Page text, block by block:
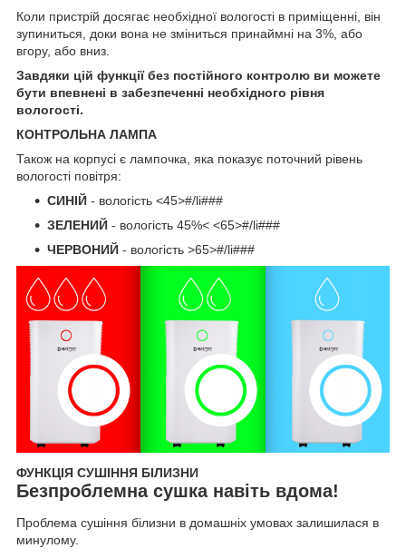
Коли пристрій досягає необхідної вологості в приміщенні, він
зупиниться, доки вона не зміниться принаймні на 3%, або
вгору, або вниз.
Завдяки цій функції без постійного контролю ви можете
бути впевнені в забезпеченні необхідного рівня
вологості.
КОНТРОЛЬНА ЛАМПА
Також на корпусі є лампочка, яка показує поточний рівень
вологості повітря:
СИНІЙ - вологість <45>#/li###
ЗЕЛЕНИЙ - вологість 45%< <65>#/li###
ЧЕРВОНИЙ - вологість >65>#/li###
ФУНКЦІЯ СУШІННЯ БІЛИЗНИ
Безпроблемна сушка навіть вдома!
Проблема сушіння білизни в домашніх умовах залишилася в
минулому.